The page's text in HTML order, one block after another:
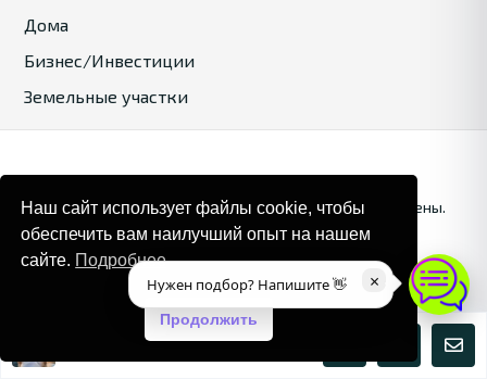
Дома
Бизнес/Инвестиции
Земельные участки
© 2025. Bulgaria Tours by Inrealr4u. Все права зашищены.
Политика конфиденциальности
×
Нужен подбор? Напишите 👋
Наш сайт использует файлы cookie, чтобы
обеспечить вам наилучший опыт на нашем
сайте. Подробнее
Продолжить